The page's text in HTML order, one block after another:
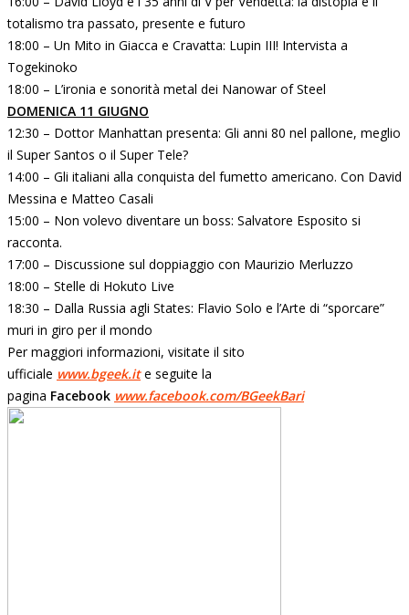
totalismo tra passato, presente e futuro
18:00 – Un Mito in Giacca e Cravatta: Lupin III! Intervista a
Togekinoko
18:00 – L’ironia e sonorità metal dei Nanowar of Steel
DOMENICA 11 GIUGNO
12:30 – Dottor Manhattan presenta: Gli anni 80 nel pallone, meglio
il Super Santos o il Super Tele?
14:00 – Gli italiani alla conquista del fumetto americano. Con David
Messina e Matteo Casali
15:00 – Non volevo diventare un boss: Salvatore Esposito si
racconta.
17:00 – Discussione sul doppiaggio con Maurizio Merluzzo
18:00 – Stelle di Hokuto Live
18:30 – Dalla Russia agli States: Flavio Solo e l’Arte di “sporcare”
muri in giro per il mondo
Per maggiori informazioni, visitate il sito
ufficiale www.bgeek.it e seguite la
pagina Facebook www.facebook.com/BGeekBari